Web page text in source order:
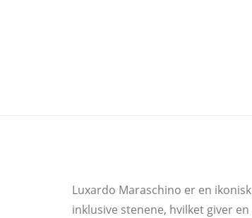
Luxardo Maraschino er en
inklusive stenene, hvilket giver